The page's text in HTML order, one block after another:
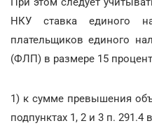
НКУ ставка единого
плательщиков единого
(ФЛП) в размере 15
1) к сумме превышения
подпунктах 1, 2 и 3 п. 291.4